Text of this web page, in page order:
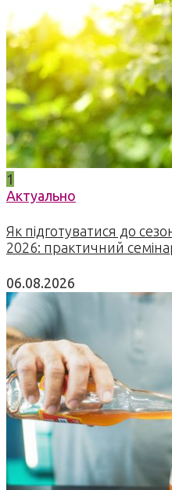
1
Актуально
Як підготуватися до
2026: практичний
06.08.2026